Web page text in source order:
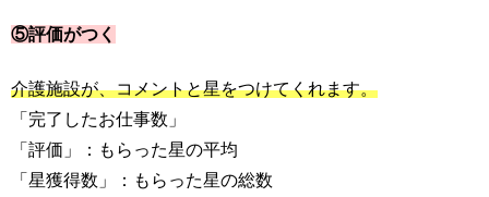
⑤評価がつく
介護施設が、コメントと星をつけてくれます。
「完了したお仕事数」
「評価」：もらった星の平均
「星獲得数」：もらった星の総数